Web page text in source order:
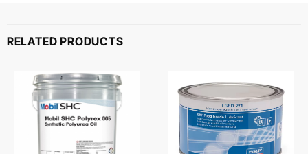
RELATED PRODUCTS